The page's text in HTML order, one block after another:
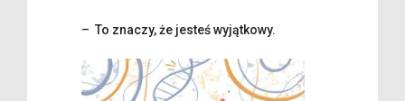
– To znaczy, że jesteś wyjątkowy.